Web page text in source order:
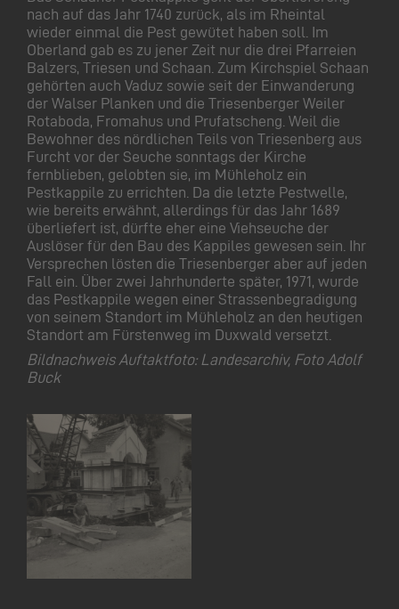
nach auf das Jahr 1740 zurück, als im Rheintal
wieder einmal die Pest gewütet haben soll. Im
Oberland gab es zu jener Zeit nur die drei Pfarreien
Balzers, Triesen und Schaan. Zum Kirchspiel Schaan
gehörten auch Vaduz sowie seit der Einwanderung
der Walser Planken und die Triesenberger Weiler
Rotaboda, Fromahus und Prufatscheng. Weil die
Bewohner des nördlichen Teils von Triesenberg aus
Furcht vor der Seuche sonntags der Kirche
fernblieben, gelobten sie, im Mühleholz ein
Pestkappile zu errichten. Da die letzte Pestwelle,
wie bereits erwähnt, allerdings für das Jahr 1689
überliefert ist, dürfte eher eine Viehseuche der
Auslöser für den Bau des Kappiles gewesen sein. Ihr
Versprechen lösten die Triesenberger aber auf jeden
Fall ein. Über zwei Jahrhunderte später, 1971, wurde
das Pestkappile wegen einer Strassenbegradigung
von seinem Standort im Mühleholz an den heutigen
Standort am Fürstenweg im Duxwald versetzt.
Bildnachweis Auftaktfoto: Landesarchiv, Foto Adolf
Buck